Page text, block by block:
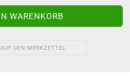
AUF DEN MERKZETTEL